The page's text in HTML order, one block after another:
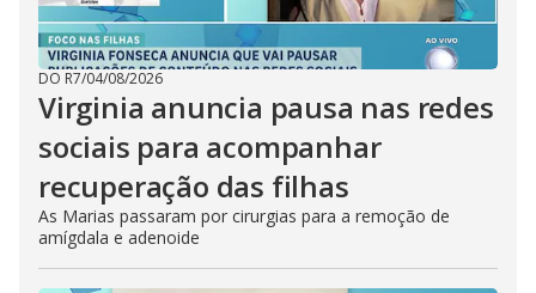
DO R7/04/08/2026
Virginia anuncia pausa nas redes
sociais para acompanhar
recuperação das filhas
As Marias passaram por cirurgias para a remoção de
amígdala e adenoide